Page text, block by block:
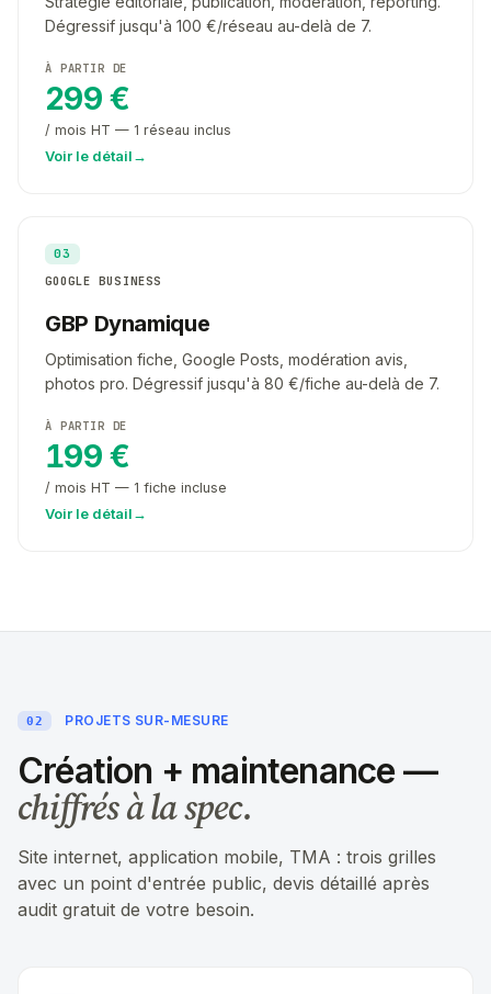
Dégressif jusqu'à 100 €/réseau au-delà de 7.
À PARTIR DE
299 €
/ mois HT — 1 réseau inclus
Voir le détail→
03
GOOGLE BUSINESS
GBP Dynamique
Optimisation fiche, Google Posts, modération avis,
photos pro. Dégressif jusqu'à 80 €/fiche au-delà de 7.
À PARTIR DE
199 €
/ mois HT — 1 fiche incluse
Voir le détail→
02 PROJETS SUR-MESURE
Création + maintenance —
chiffrés à la spec.
Site internet, application mobile, TMA : trois grilles
avec un point d'entrée public, devis détaillé après
audit gratuit de votre besoin.